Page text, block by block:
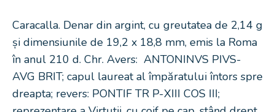
Caracalla. Denar din argint, cu greutatea de 2,14 g
și dimensiunile de 19,2 x 18,8 mm, emis la Roma
în anul 210 d. Chr. Avers: ANTONINVS PIVS-
AVG BRIT; capul laureat al împăratului întors spre
dreapta; revers: PONTIF TR P-XIII COS III;